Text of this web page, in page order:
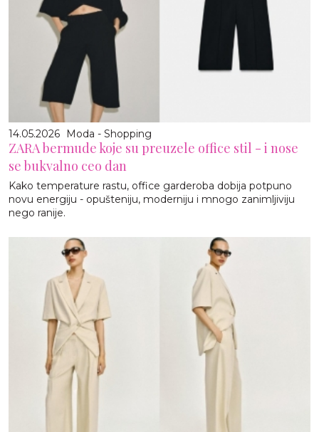
14.05.2026 Moda - Shopping
ZARA bermude koje su preuzele office stil - i nose
se bukvalno ceo dan
Kako temperature rastu, office garderoba dobija potpuno
novu energiju - opušteniju, moderniju i mnogo zanimljiviju
nego ranije.